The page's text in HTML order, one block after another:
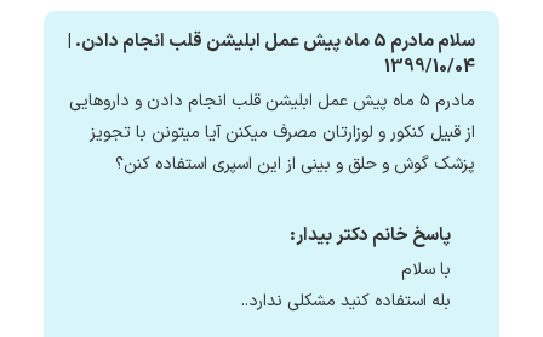
سلام مادرم 5 ماه پیش عمل ابلیشن قلب انجام دادن. |
1399/10/04
مادرم 5 ماه پیش عمل ابلیشن قلب انجام دادن و داروهایی
از قبیل کنکور و لوزارتان مصرف میکنن آیا میتونن با تجویز
پزشک گوش و حلق و بینی از این اسپری استفاده کنن؟
پاسخ خانم دکتر بیدار:
با سلام
بله استفاده کنید مشکلی ندارد..